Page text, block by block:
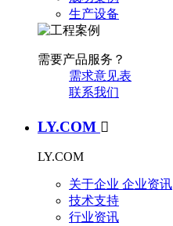
生产设备
需要产品服务？
需求意见表
联系我们
LY.COM 
LY.COM
关于企业 企业资讯
技术支持
行业资讯